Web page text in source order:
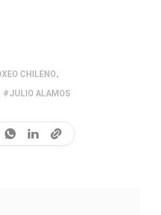
CHILENO
JULIO ALAMOS